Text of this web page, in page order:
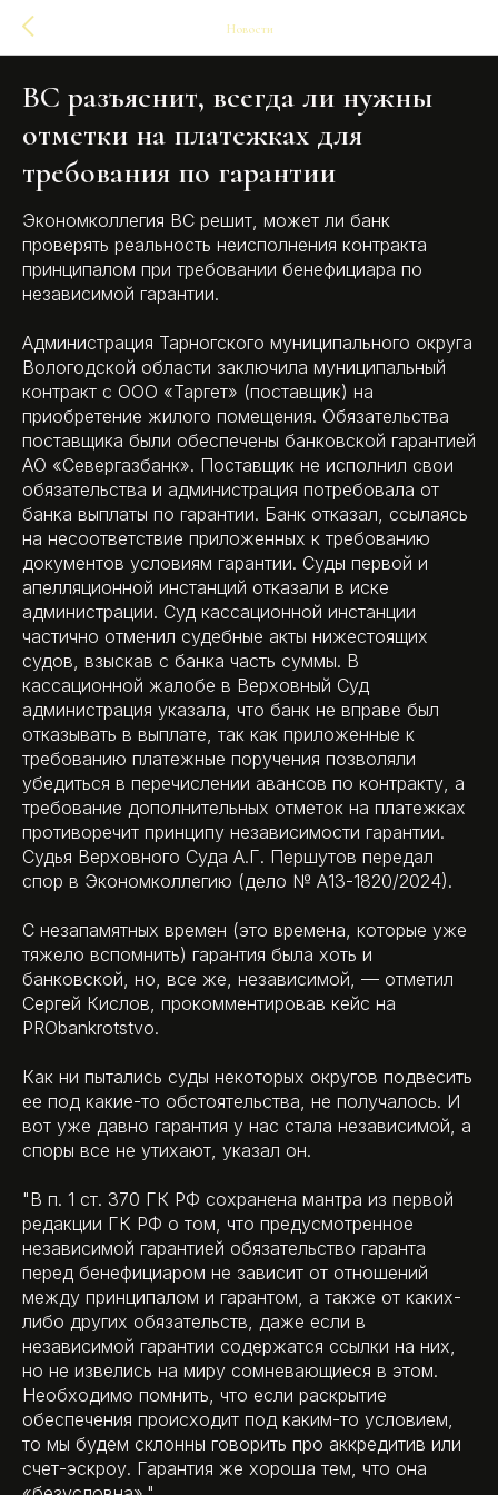
Новости
ВС разъяснит, всегда ли нужны
отметки на платежках для
требования по гарантии
Экономколлегия ВС решит, может ли банк
проверять реальность неисполнения контракта
принципалом при требовании бенефициара по
независимой гарантии.
Администрация Тарногского муниципального округа
Вологодской области заключила муниципальный
контракт с ООО «Таргет» (поставщик) на
приобретение жилого помещения. Обязательства
поставщика были обеспечены банковской гарантией
АО «Севергазбанк». Поставщик не исполнил свои
обязательства и администрация потребовала от
банка выплаты по гарантии. Банк отказал, ссылаясь
на несоответствие приложенных к требованию
документов условиям гарантии. Суды первой и
апелляционной инстанций отказали в иске
администрации. Суд кассационной инстанции
частично отменил судебные акты нижестоящих
судов, взыскав с банка часть суммы. В
кассационной жалобе в Верховный Суд
администрация указала, что банк не вправе был
отказывать в выплате, так как приложенные к
требованию платежные поручения позволяли
убедиться в перечислении авансов по контракту, а
требование дополнительных отметок на платежках
противоречит принципу независимости гарантии.
Судья Верховного Суда А.Г. Першутов передал
спор в Экономколлегию (дело № А13-1820/2024).
С незапамятных времен (это времена, которые уже
тяжело вспомнить) гарантия была хоть и
банковской, но, все же, независимой, — отметил
Сергей Кислов, прокомментировав кейс на
PRObankrotstvo.
Как ни пытались суды некоторых округов подвесить
ее под какие-то обстоятельства, не получалось. И
вот уже давно гарантия у нас стала независимой, а
споры все не утихают, указал он.
"В п. 1 ст. 370 ГК РФ сохранена мантра из первой
редакции ГК РФ о том, что предусмотренное
независимой гарантией обязательство гаранта
перед бенефициаром не зависит от отношений
между принципалом и гарантом, а также от каких-
либо других обязательств, даже если в
независимой гарантии содержатся ссылки на них,
но не извелись на миру сомневающиеся в этом.
Необходимо помнить, что если раскрытие
обеспечения происходит под каким-то условием,
то мы будем склонны говорить про аккредитив или
счет-эскроу. Гарантия же хороша тем, что она